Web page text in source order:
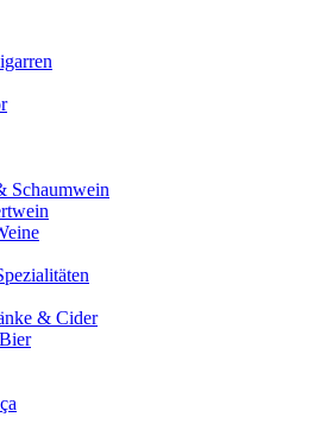
Schaumwein
& Cider